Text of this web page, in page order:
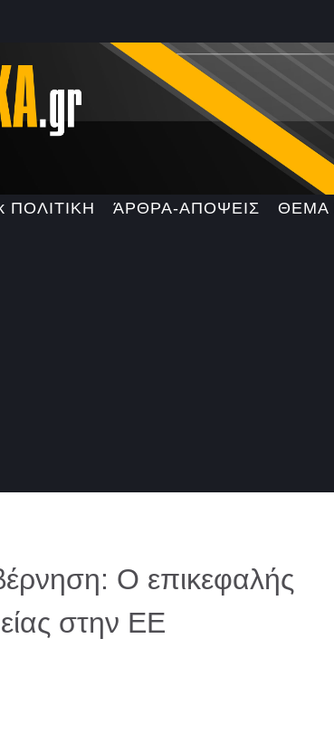
ΠΟΛΙΤΙΚΗ ΆΡΘΡΑ-ΑΠΟΨΕΙΣ ΘΕΜΑ
Ο επικεφαλής
στην ΕΕ